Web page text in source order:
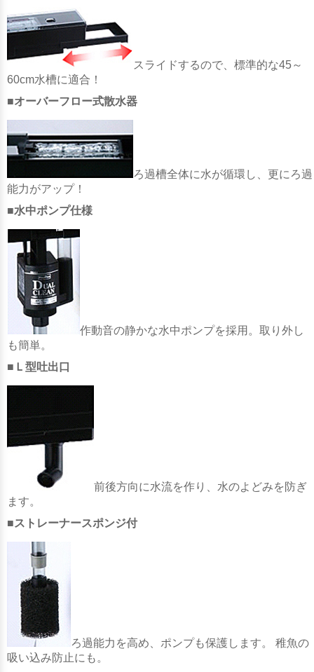
スライドするので、標準的な45～
60cm水槽に適合！
■オーバーフロー式散水器
ろ過槽全体に水が循環し、更にろ過
能力がアップ！
■水中ポンプ仕様
作動音の静かな水中ポンプを採用。取り外し
も簡単。
■Ｌ型吐出口
前後方向に水流を作り、水のよどみを防ぎ
ます。
■ストレーナースポンジ付
ろ過能力を高め、ポンプも保護します。 稚魚の
吸い込み防止にも。